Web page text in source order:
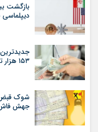
دیپلماسی
جدیدترین
۱۵۳ هزار تومان
شوک قبض
جهش